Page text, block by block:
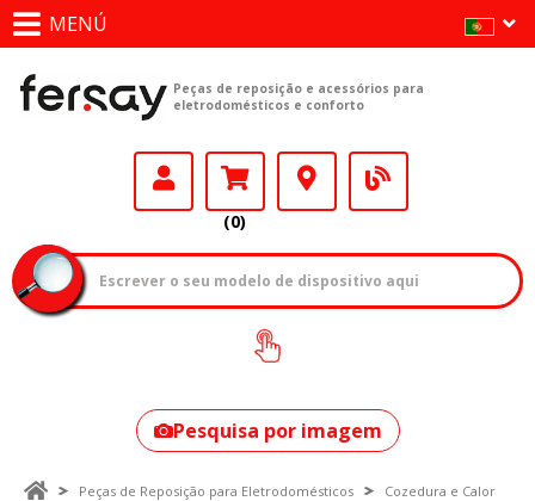
MENÚ
Peças de reposição e acessórios para
eletrodomésticos e conforto
(0)
Como encontrar
o seu modelo?
Pesquisa por imagem
Peças de Reposição para Eletrodomésticos
Cozedura e Calor